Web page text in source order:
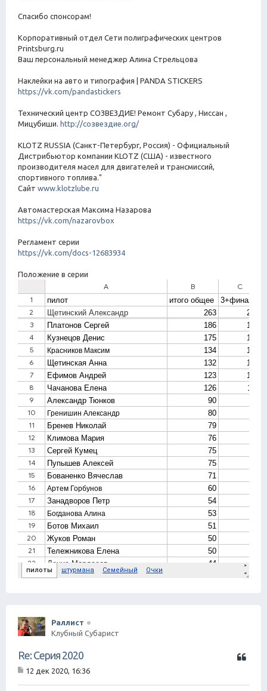
Спасибо спонсорам!
Корпоративный отдел Сети полиграфических центров
Printsburg.ru
Ваш персональный менеджер Алина Стрельцова
Наклейки на авто и типография | PANDA STICKERS
https://vk.com/pandastickers
Технический центр СОЗВЕЗДИЕ! Ремонт Субару , Ниссан ,
Мицубиши. http://созвездие.org/
KLOTZ RUSSIA (Санкт-Петербург, Россия) - Официальный
Дистрибьютор компании KLOTZ (США) - известного
производителя масел для двигателей и трансмиссий,
спортивного топлива."
Сайт www.klotzlube.ru
Автомастерская Максима Назарова
https://vk.com/nazarovbox
Регламент серии
https://vk.com/docs-12683934
Положение в серии
Раллист
Клубный Субарист
Ц
Re: Серия 2020
12 дек 2020, 16:36